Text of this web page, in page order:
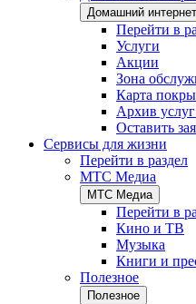
Домашний
Перейти в
Услуги
Акции
Зона
Карта
Архив
Оставить
Сервисы для жизни
Перейти в раздел
МТС Медиа
МТС Медиа
Перейти в
Кино и ТВ
Музыка
Книги и
Полезное
Полезное